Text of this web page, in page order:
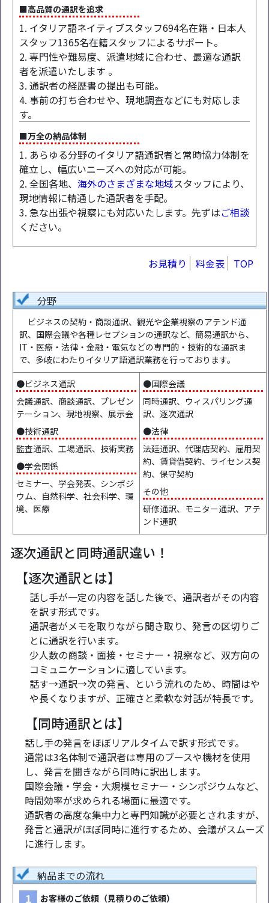
■高品質の通訳を追求
1. イタリア語ネイティブスタッフ694名在籍・日本人
スタッフ1365名在籍スタッフによるサポート。
2. 専門性や難易度、派遣地域に合わせ、最適な通訳
者を派遣いたします 。
3. 通訳者の経歴書の提出も可能。
4. 事前の打ち合わせや、現地調査などにも対応しま
す。
■万全の納品体制
1. あらゆる分野のイタリア語通訳者と常時協力体制を
確立し、幅広いニーズへの対応が可能。
2. 全国各地、 海外のさまざまな地域スタッフにより、
現地情報に精通した通訳者を手配。
3. 急な出張や視察にも対応いたします。先ずはご相談
ください。
お見積り 料金表 TOP
分野
ビジネスの契約・商談通訳、観光や企業視察のアテンド通
訳、国際会議や各種レセプションの通訳など、簡易通訳から、
IT・医療・法律・金融・電気などの専門的・技術的な通訳ま
で、多岐にわたりイタリア語通訳業務を行っております。
●ビジネス通訳
会議通訳、商談通訳、プレゼン
テーション、現地視察、展示会
●技術通訳
監査通訳、工場通訳、技術実務
●学会関係
セミナー、学会発表、シンポジ
ウム、自然科学、社会科学、環
境、医療
●国際会議
同時通訳、ウィスパリング通
訳、逐次通訳
●法律
法廷通訳、代理店契約、雇用契
約、賃貸借契約、ライセンス契
約、保守契約
その他
研修通訳、モニター通訳、アテ
ンド通訳
逐次通訳と同時通訳違い！
【逐次通訳とは】
話し手が一定の内容を話した後で、通訳者がその内容
を訳す形式です。
通訳者がメモを取りながら聞き取り、発言の区切りご
とに通訳を行います。
少人数の商談・面接・セミナー・視察など、双方向の
コミュニケーションに適しています。
話す→通訳→次の発言、という流れのため、時間はや
や長くなりますが、正確さと柔軟な対話が特長です。
【同時通訳とは】
話し手の発言をほぼリアルタイムで訳す形式です。
通常は3名体制で通訳者は専用のブースや機材を使用
し、発言を聞きながら同時に訳出します。
国際会議・学会・大規模セミナー・シンポジウムなど、
時間効率が求められる場面に最適です。
通訳者の高度な集中力と専門知識が必要とされますが、
発言と通訳がほぼ同時に進行するため、会議がスムーズ
に進行します。
納品までの流れ
1 お客様のご依頼（見積りのご依頼）